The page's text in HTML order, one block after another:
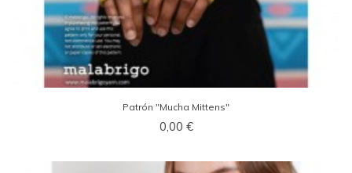
Patrón "Mucha Mittens"
0,00 €